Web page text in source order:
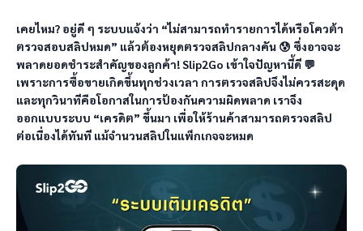
เคยไหม? อยู่ดี ๆ ระบบแจ้งว่า “ไม่สามารถทำรายการได้หรือโควต้า
ตรวจสอบสลิปหมด” แล้วต้องหยุดตรวจสลิปกลางคัน 😰 ซึ่งอาจจะ
พลาดยอดชำระสำคัญของลูกค้า! Slip2Go เข้าใจปัญหานี้ดี 💬
เพราะการซื้อขายเกิดขึ้นทุกช่วงเวลา การตรวจสลิปจึงไม่ควรสะดุด
และทุกวินาทีคือโอกาสในการป้องกันความผิดพลาด เราจึง
ออกแบบระบบ “เครดิต” ขึ้นมา เพื่อให้ร้านค้าสามารถตรวจสลิป
ต่อเนื่องได้ทันที แม้จำนวนสลิปในแพ็กเกจจะหมด